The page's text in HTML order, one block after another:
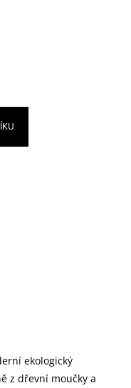
ekologický
z dřevní moučky a